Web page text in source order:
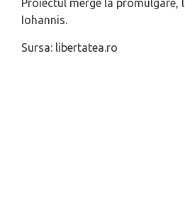
Proiectul merge la promulgare,
Iohannis.
Sursa: libertatea.ro